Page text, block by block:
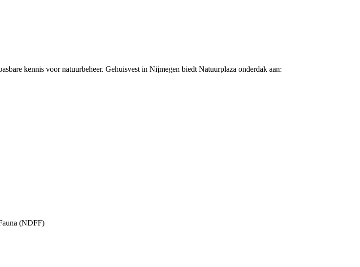
kennis voor natuurbeheer. Gehuisvest in Nijmegen biedt Natuurplaza onderdak aan:
(NDFF)